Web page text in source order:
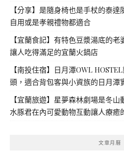
【分享】是隨身椅也是手杖的泰
自用或是孝親禮物都適合
【宜蘭食記】有特色豆漿湯底的
讓人吃得滿足的宜蘭火鍋店
【南投住宿】日月潭OWL
頭，適合背包客與小資族的日月潭
【宜蘭旅遊】星夢森林劇場是冬
水豚君在內可愛動物互動讓人療癒
文章月曆